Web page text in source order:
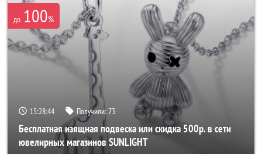
до 100%
15:28:42 Получили:73
Бесплатная изящная подвеска или скидка 500р. в сети
ювелирных магазинов SUNLIGHT